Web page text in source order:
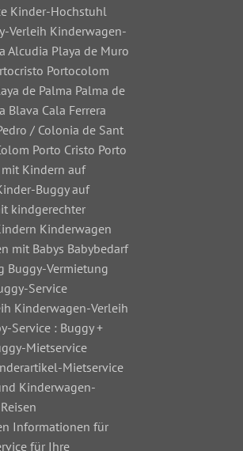
Kinder-Hochstuhl
Verleih Kinderwagen-
Alcudia Playa de Muro
Portocolom
de Palma Palma de
Blava Cala Ferrera
/ Colonia de Sant
Porto Cristo Porto
mit Kindern auf
Buggy auf
kindgerechter
Kinderwagen
mit Babys Babybedarf
Buggy-Vermietung
Service
Kinderwagen-Verleih
Service : Buggy +
Mietservice
Mietservice
Kinderwagen-
Informationen für
für Ihre